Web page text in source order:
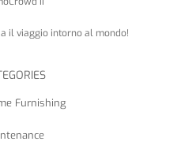
il viaggio intorno al mondo!
Furnishing